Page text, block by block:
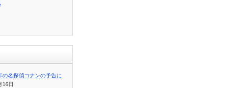
の名探偵コナンの予告に
16日